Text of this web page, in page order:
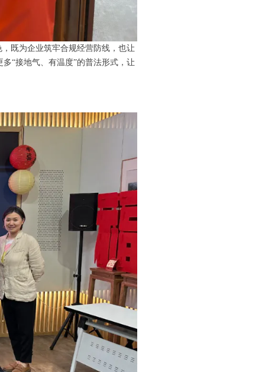
既为企业筑牢合规经营防线，也让
“接地气、有温度”的普法形式，让